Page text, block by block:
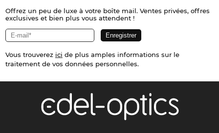
Offrez un peu de luxe à votre boîte mail. Ventes privées, offres
exclusives et bien plus vous attendent !
Vous trouverez ici de plus amples informations sur le
traitement de vos données personnelles.